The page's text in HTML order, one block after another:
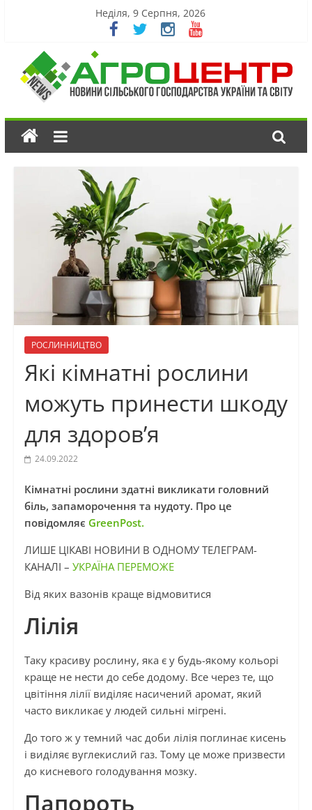
Неділя, 9 Серпня, 2026
РОСЛИННИЦТВО
Які кімнатні рослини
можуть принести шкоду
для здоров’я
24.09.2022
Кімнатні рослини здатні викликати головний
біль, запаморочення та нудоту. Про це
повідомляє GreenPost.
ЛИШЕ ЦІКАВІ НОВИНИ В ОДНОМУ ТЕЛЕГРАМ-
КАНАЛІ – УКРАЇНА ПЕРЕМОЖЕ
Від яких вазонів краще відмовитися
Лілія
Таку красиву рослину, яка є у будь-якому кольорі
краще не нести до себе додому. Все через те, що
цвітіння лілії виділяє насичений аромат, який
часто викликає у людей сильні мігрені.
До того ж у темний час доби лілія поглинає кисень
і виділяє вуглекислий газ. Тому це може призвести
до кисневого голодування мозку.
Папороть